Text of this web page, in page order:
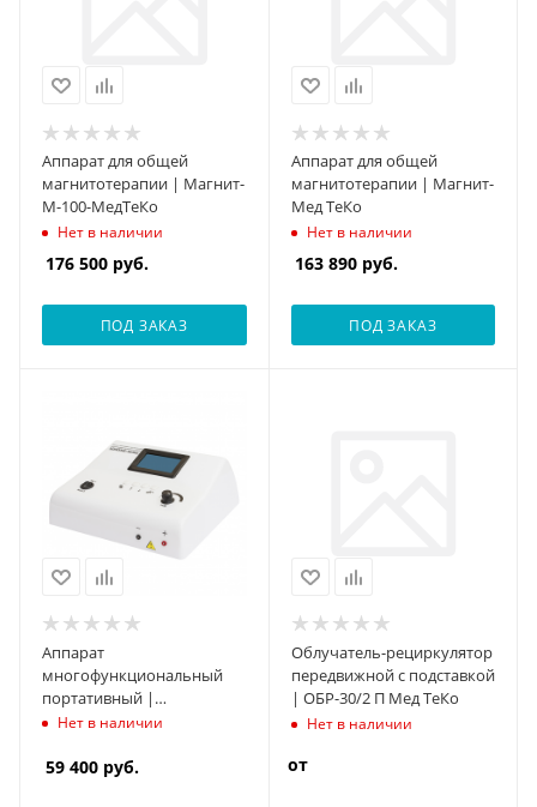
Аппарат для общей
магнитотерапии | Магнит-
М-100-МедТеКо
Нет в наличии
176 500 руб.
ПОД ЗАКАЗ
Аппарат для общей
магнитотерапии | Магнит-
Мед ТеКо
Нет в наличии
163 890руб.
ПОД ЗАКАЗ
Аппарат
многофункциональный
портативный |
ЭЛЭСКУЛАП Мед ТеКо
электростимуляции)
Нет в наличии
59 400 руб.
Облучатель-рециркулятор
передвижной с подставкой
| ОБР-30/2 П Мед ТеКо
Нет в наличии
от